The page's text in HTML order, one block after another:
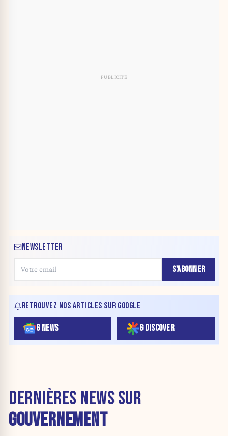
NEWSLETTER
S'ABONNER
RETROUVEZ NOS ARTICLES SUR GOOGLE
G NEWS G DISCOVER
DERNIÈRES NEWS SUR
GOUVERNEMENT